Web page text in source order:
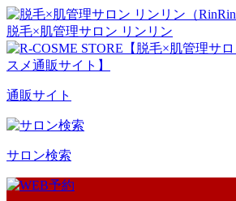
脱毛×肌管理サロン リンリン
通販サイト
サロン検索